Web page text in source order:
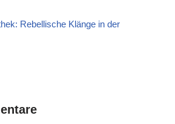
Rebellische Klänge in der